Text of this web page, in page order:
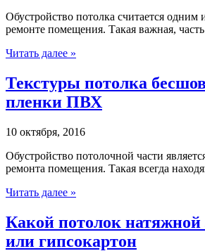
Обустройство потолка считается одним
ремонте помещения. Такая важная,
Читать далее »
Текстуры потолка
пленки ПВХ
10 октября, 2016
Обустройство потолочной части
ремонта помещения. Такая всегда
Читать далее »
Какой потолок
или гипсокартон